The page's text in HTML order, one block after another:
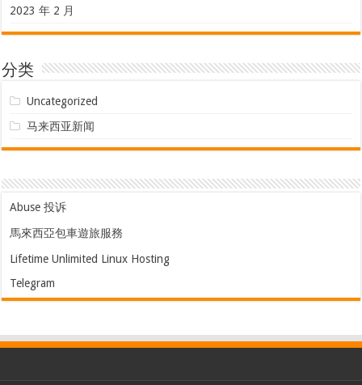
2023 年 2 月
分类
Uncategorized
马来西亚新闻
Abuse 投诉
馬來西亞包車遊旅服務
Lifetime Unlimited Linux Hosting
Telegram